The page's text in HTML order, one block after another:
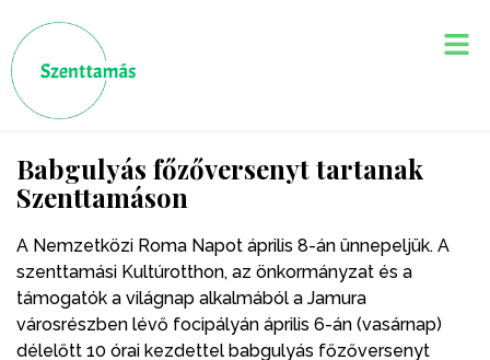
Babgulyás főzőversenyt tartanak
Szenttamáson
A Nemzetközi Roma Napot április 8-án ünnepeljük. A
szenttamási Kultúrotthon, az önkormányzat és a
támogatók a világnap alkalmából a Jamura
városrészben lévő focipályán április 6-án (vasárnap)
délelőtt 10 órai kezdettel babgulyás főzőversenyt